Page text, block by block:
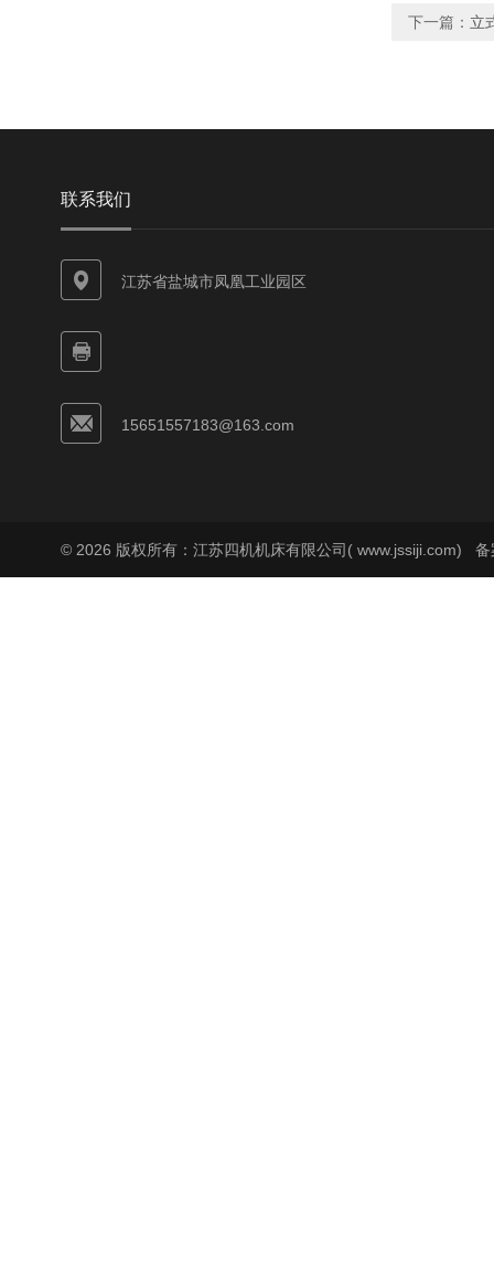
下一篇： 立
联系我们
江苏省盐城市凤凰工业园区
15651557183@163.com
© 2026 版权所有：江苏四机机床有限公司( www.jssiji.com) 备